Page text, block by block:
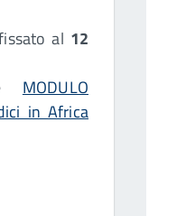
al 12
MODULO
in Africa